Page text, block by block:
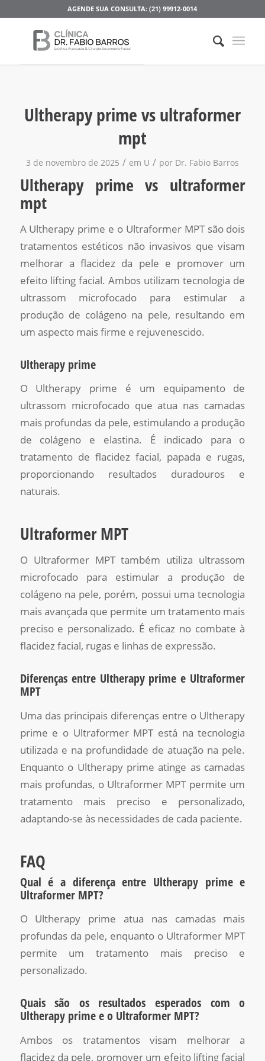
AGENDE SUA CONSULTA: (21) 99912-0014
Ultherapy prime vs ultraformer
mpt
3 de novembro de 2025 / em U / por Dr. Fabio Barros
Ultherapy prime vs ultraformer
mpt
A Ultherapy prime e o Ultraformer MPT são dois
tratamentos estéticos não invasivos que visam
melhorar a flacidez da pele e promover um
efeito lifting facial. Ambos utilizam tecnologia de
ultrassom microfocado para estimular a
produção de colágeno na pele, resultando em
um aspecto mais firme e rejuvenescido.
Ultherapy prime
O Ultherapy prime é um equipamento de
ultrassom microfocado que atua nas camadas
mais profundas da pele, estimulando a produção
de colágeno e elastina. É indicado para o
tratamento de flacidez facial, papada e rugas,
proporcionando resultados duradouros e
naturais.
Ultraformer MPT
O Ultraformer MPT também utiliza ultrassom
microfocado para estimular a produção de
colágeno na pele, porém, possui uma tecnologia
mais avançada que permite um tratamento mais
preciso e personalizado. É eficaz no combate à
flacidez facial, rugas e linhas de expressão.
Diferenças entre Ultherapy prime e Ultraformer
MPT
Uma das principais diferenças entre o Ultherapy
prime e o Ultraformer MPT está na tecnologia
utilizada e na profundidade de atuação na pele.
Enquanto o Ultherapy prime atinge as camadas
mais profundas, o Ultraformer MPT permite um
tratamento mais preciso e personalizado,
adaptando-se às necessidades de cada paciente.
FAQ
Qual é a diferença entre Ultherapy prime e
Ultraformer MPT?
O Ultherapy prime atua nas camadas mais
profundas da pele, enquanto o Ultraformer MPT
permite um tratamento mais preciso e
personalizado.
Quais são os resultados esperados com o
Ultherapy prime e o Ultraformer MPT?
Ambos os tratamentos visam melhorar a
flacidez da pele, promover um efeito lifting facial